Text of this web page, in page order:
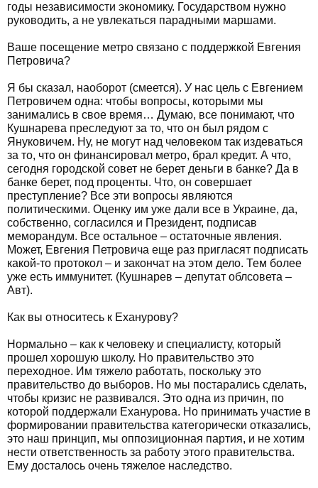
годы независимости экономику. Государством нужно
руководить, а не увлекаться парадными маршами.
Ваше посещение метро связано с поддержкой Евгения
Петровича?
Я бы сказал, наоборот (смеется). У нас цель с Евгением
Петровичем одна: чтобы вопросы, которыми мы
занимались в свое время… Думаю, все понимают, что
Кушнарева преследуют за то, что он был рядом с
Януковичем. Ну, не могут над человеком так издеваться
за то, что он финансировал метро, брал кредит. А что,
сегодня городской совет не берет деньги в банке? Да в
банке берет, под проценты. Что, он совершает
преступление? Все эти вопросы являются
политическими. Оценку им уже дали все в Украине, да,
собственно, согласился и Президент, подписав
меморандум. Все остальное – остаточные явления.
Может, Евгения Петровича еще раз пригласят подписать
какой-то протокол – и закончат на этом дело. Тем более
уже есть иммунитет. (Кушнарев – депутат облсовета –
Авт).
Как вы относитесь к Еханурову?
Нормально – как к человеку и специалисту, который
прошел хорошую школу. Но правительство это
переходное. Им тяжело работать, поскольку это
правительство до выборов. Но мы постарались сделать,
чтобы кризис не развивался. Это одна из причин, по
которой поддержали Еханурова. Но принимать участие в
формировании правительства категорически отказались,
это наш принцип, мы оппозиционная партия, и не хотим
нести ответственность за работу этого правительства.
Ему досталось очень тяжелое наследство.